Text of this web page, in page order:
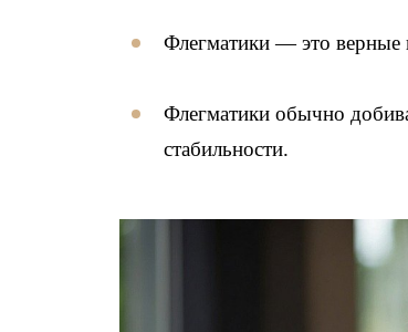
Флегматики — это верные
Флегматики обычно
стабильности.